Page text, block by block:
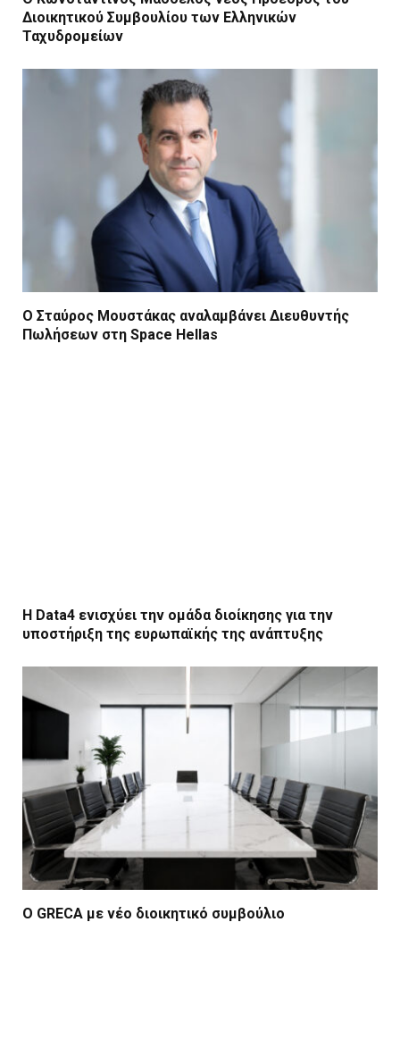
Διοικητικού Συμβουλίου των Ελληνικών
Ταχυδρομείων
Ο Σταύρος Μουστάκας αναλαμβάνει Διευθυντής
Πωλήσεων στη Space Hellas
Η Data4 ενισχύει την ομάδα διοίκησης για την
υποστήριξη της ευρωπαϊκής της ανάπτυξης
Ο GRECA με νέο διοικητικό συμβούλιο